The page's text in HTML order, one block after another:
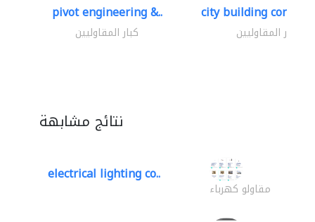
pivot engineering &..
كبار المقاوليين
city building
كبار المقاوليين
نتائج مشابهة
electrical lighting co..
مقاولو كهرباء